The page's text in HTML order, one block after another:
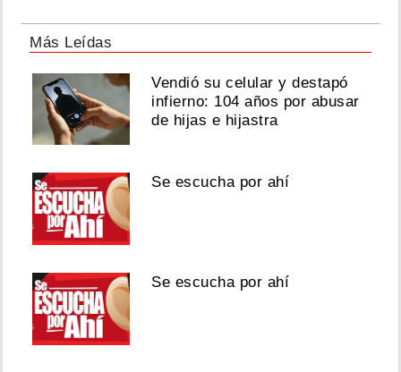
Más Leídas
Vendió su celular y destapó
infierno: 104 años por abusar
de hijas e hijastra
Se escucha por ahí
Se escucha por ahí